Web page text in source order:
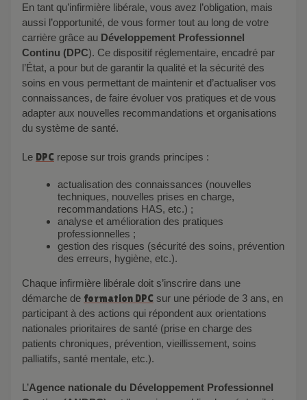
En tant qu’infirmière libérale, vous avez l’obligation, mais
aussi l’opportunité, de vous former tout au long de votre
carrière grâce au Développement Professionnel
Continu (DPC). Ce dispositif réglementaire, encadré par
l’État, a pour but de garantir la qualité et la sécurité des
soins en vous permettant de maintenir et d’actualiser vos
connaissances, de faire évoluer vos pratiques et de vous
adapter aux nouvelles recommandations et organisations
du système de santé.
Le DPC repose sur trois grands principes :
actualisation des connaissances (nouvelles
techniques, nouvelles prises en charge,
recommandations HAS, etc.) ;
analyse et amélioration des pratiques
professionnelles ;
gestion des risques (sécurité des soins, prévention
des erreurs, hygiène, etc.).
Chaque infirmière libérale doit s’inscrire dans une
démarche de formation DPC sur une période de 3 ans, en
participant à des actions qui répondent aux orientations
nationales prioritaires de santé (prise en charge des
patients chroniques, prévention, vieillissement, soins
palliatifs, santé mentale, etc.).
L’Agence nationale du Développement Professionnel